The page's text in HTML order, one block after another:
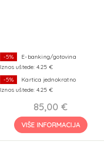
-5%
E-banking/gotovina
Iznos uštede: 4.25 €
-5%
Kartica jednokratno
Iznos uštede: 4.25 €
85,00 €
VIŠE INFORMACIJA